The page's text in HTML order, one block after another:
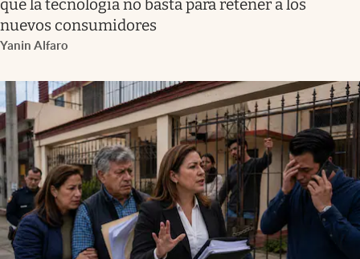
qué la tecnología no basta para retener a los
nuevos consumidores
Yanin Alfaro